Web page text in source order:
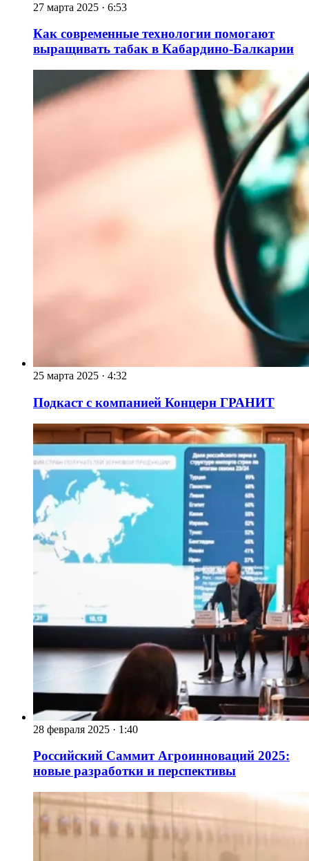
27 марта 2025 · 6:53
Как современные технологии помогают
выращивать табак в Кабардино-Балкарии
25 марта 2025 · 4:32
Подкаст с компанией Концерн ГРАНИТ
28 февраля 2025 · 1:40
Российский Саммит Агроинноваций 2025:
новые разработки и перспективы